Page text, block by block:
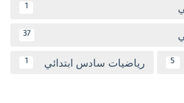
1
37
5 رياضيات سادس ابتدائي 1